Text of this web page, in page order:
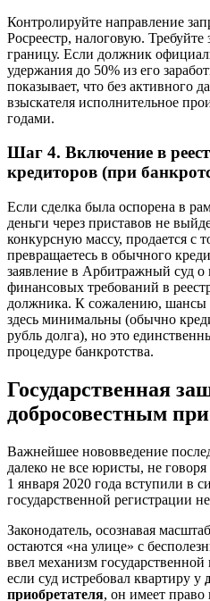
Контролируйте направление
Росреестр, налоговую. Требуйте
границу. Если должник
удержания до 50% из его
показывает, что без активного
взыскателя исполнительное
годами.
Шаг 4. Включение в
кредиторов (при
Если сделка была оспорена в
деньги через приставов не
конкурсную массу, продается с
превращаетесь в обычного
заявление в Арбитражный суд
финансовых требований в
должника. К сожалению, шансы
здесь минимальны (обычно
рубль долга), но это
процедуре банкротства.
Государственная
добросовестным
Важнейшее нововведение
далеко не все юристы, не
1 января 2020 года вступили в
государственной регистрации
Законодатель, осознавая
остаются «на улице» с
ввел механизм
если суд истребовал квартиру у
приобретателя, он имеет